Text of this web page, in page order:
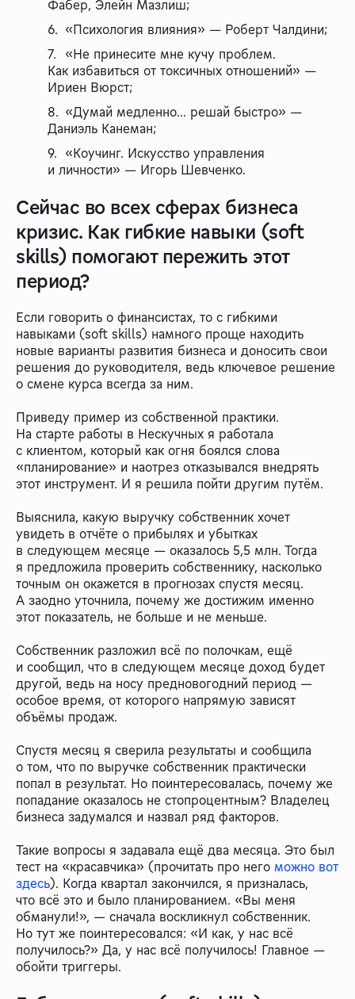
Фабер, Элейн Мазлиш;
«Психология влияния» — Роберт Чалдини;
«Не принесите мне кучу проблем.
Как избавиться от токсичных отношений» —
Ириен Вюрст;
«Думай медленно… решай быстро» —
Даниэль Канеман;
«Коучинг. Искусство управления
и личности» — Игорь Шевченко.
Сейчас во всех сферах бизнеса
кризис. Как гибкие навыки (soft
skills) помогают пережить этот
период?
Если говорить о финансистах, то с гибкими
навыками (soft skills) намного проще находить
новые варианты развития бизнеса и доносить свои
решения до руководителя, ведь ключевое решение
о смене курса всегда за ним.
Приведу пример из собственной практики.
На старте работы в Нескучных я работала
с клиентом, который как огня боялся слова
«планирование» и наотрез отказывался внедрять
этот инструмент. И я решила пойти другим путём.
Выяснила, какую выручку собственник хочет
увидеть в отчёте о прибылях и убытках
в следующем месяце — оказалось 5,5 млн. Тогда
я предложила проверить собственнику, насколько
точным он окажется в прогнозах спустя месяц.
А заодно уточнила, почему же достижим именно
этот показатель, не больше и не меньше.
Собственник разложил всё по полочкам, ещё
и сообщил, что в следующем месяце доход будет
другой, ведь на носу предновогодний период —
особое время, от которого напрямую зависят
объёмы продаж.
Спустя месяц я сверила результаты и сообщила
о том, что по выручке собственник практически
попал в результат. Но поинтересовалась, почему же
попадание оказалось не стопроцентным? Владелец
бизнеса задумался и назвал ряд факторов.
Такие вопросы я задавала ещё два месяца. Это был
тест на «красавчика» (прочитать про него можно вот
здесь). Когда квартал закончился, я призналась,
что всё это и было планированием. «Вы меня
обманули!», — сначала воскликнул собственник.
Но тут же поинтересовался: «И как, у нас всё
получилось?» Да, у нас всё получилось! Главное —
обойти триггеры.